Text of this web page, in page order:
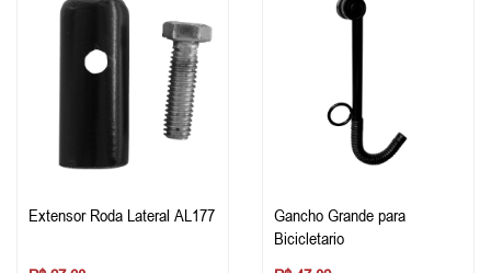
Extensor Roda Lateral AL177
Gancho Grande para
Bicicletario